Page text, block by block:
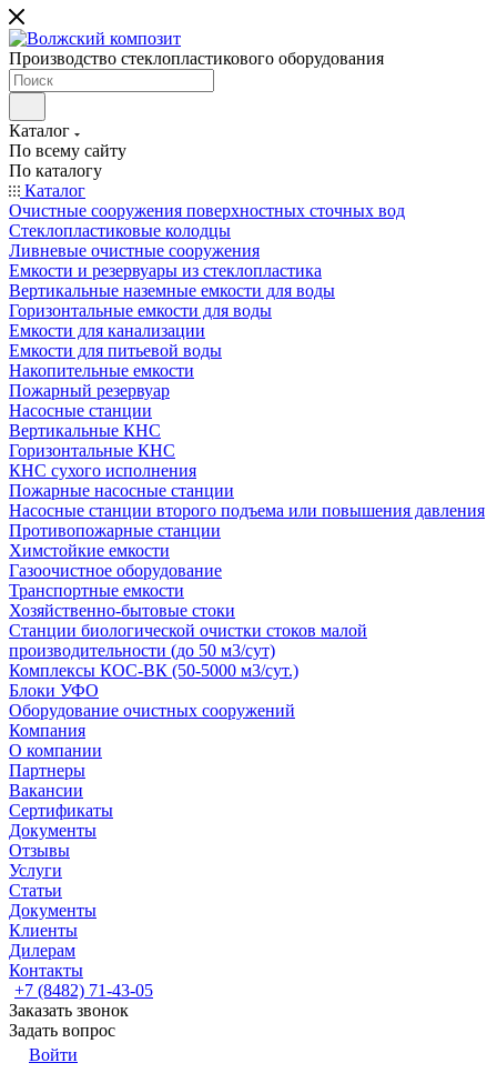
Производство стеклопластикового оборудования
Каталог
По всему сайту
По каталогу
Каталог
Очистные сооружения поверхностных сточных вод
Стеклопластиковые колодцы
Ливневые очистные сооружения
Емкости и резервуары из стеклопластика
Вертикальные наземные емкости для воды
Горизонтальные емкости для воды
Емкости для канализации
Емкости для питьевой воды
Накопительные емкости
Пожарный резервуар
Насосные станции
Вертикальные КНС
Горизонтальные КНС
КНС сухого исполнения
Пожарные насосные станции
Насосные cтанции второго подъема или повышения давления
Противопожарные станции
Химстойкие емкости
Газоочистное оборудование
Транспортные емкости
Хозяйственно-бытовые стоки
Станции биологической очистки стоков малой
производительности (до 50 м3/сут)
Комплексы КОС-ВК (50-5000 м3/сут.)
Блоки УФО
Оборудование очистных сооружений
Компания
О компании
Партнеры
Вакансии
Сертификаты
Документы
Отзывы
Услуги
Статьи
Документы
Клиенты
Дилерам
Контакты
+7 (8482) 71-43-05
Заказать звонок
Задать вопрос
Войти